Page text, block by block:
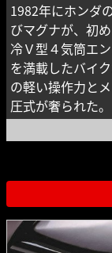
1982年にホンダ
びマグナが、初
冷Ｖ型４気筒エ
を満載したバイ
の軽い操作力と
圧式が奢られた。